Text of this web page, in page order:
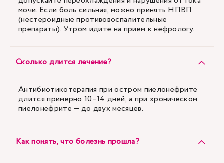
мочи. Если боль сильная, можно принять НПВП
(нестероидные противовоспалительные
препараты). Утром идите на прием к нефрологу.
Сколько длится лечение?
Антибиотикотерапия при остром пиелонефрите
длится примерно 10–14 дней, а при хроническом
пиелонефрите — до двух месяцев.
Как понять, что болезнь прошла?